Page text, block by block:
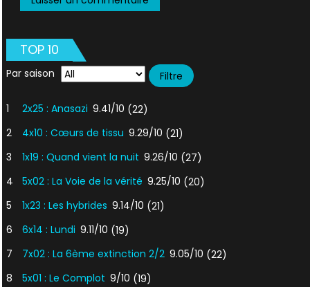
TOP 10
Par saison
1 2x25 : Anasazi 9.41/10 (22)
2
4x10 : Cœurs de tissu 9.29/10 (21)
3
1x19 : Quand vient la nuit 9.26/10 (27)
4
5x02 : La Voie de la vérité 9.25/10 (20)
5
1x23 : Les hybrides 9.14/10 (21)
6
6x14 : Lundi 9.11/10 (19)
7
7x02 : La 6ème extinction 2/2 9.05/10 (22)
8
5x01 : Le Complot 9/10 (19)